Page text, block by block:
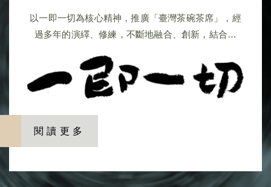
以一即一切為核心精神，推廣「臺灣茶碗茶席」，經
過多年的演繹、修練，不斷地融合、創新，結合花
藝與藝術形式，以一種最自信也最自在的方式，展現
台灣特有的文化風格。希望透過「臺灣國際茶碗節」
一系列藝文活動，將臺灣茶藝、陶藝文化推展國際交
閱讀更多